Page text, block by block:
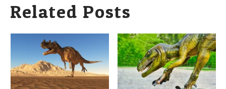
Related Posts